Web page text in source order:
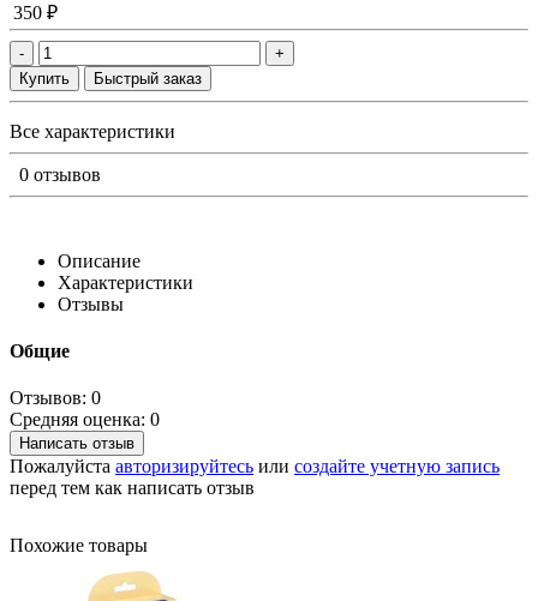
350 ₽
-
+
Купить
Быстрый заказ
Все характеристики
0 отзывов
Описание
Характеристики
Отзывы
Общие
Отзывов: 0
Средняя оценка: 0
Написать отзыв
Пожалуйста авторизируйтесь или создайте учетную запись
перед тем как написать отзыв
Похожие товары